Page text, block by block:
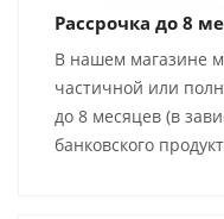
Рассрочка до 8
В нашем магазине
частичной или
до 8 месяцев (в
банковского